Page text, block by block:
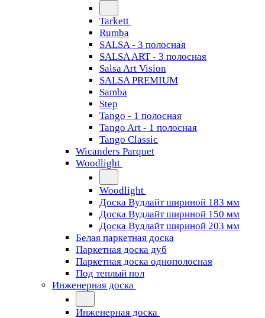
Tarkett
Rumba
SALSA - 3 полосная
SALSA ART - 3 полосная
Salsa Art Vision
SALSA PREMIUM
Samba
Step
Tango - 1 полосная
Tango Art - 1 полосная
Tango Classiс
Wicanders Parquet
Woodlight
Woodlight
Доска Вудлайт шириной 183 мм
Доска Вудлайт шириной 150 мм
Доска Вудлайт шириной 203 мм
Белая паркетная доска
Паркетная доска дуб
Паркетная доска однополосная
Под теплый пол
Инженерная доска
Инженерная доска